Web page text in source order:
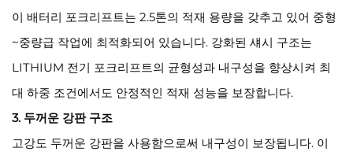
이 배터리 포크리프트는 2.5톤의 적재 용량을 갖추고 있어 중형
~중량급 작업에 최적화되어 있습니다. 강화된 섀시 구조는
LITHIUM 전기 포크리프트의 균형성과 내구성을 향상시켜 최
대 하중 조건에서도 안정적인 적재 성능을 보장합니다.
3. 두꺼운 강판 구조
고강도 두꺼운 강판을 사용함으로써 내구성이 보장됩니다. 이